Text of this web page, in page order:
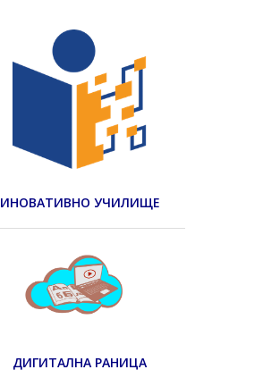
ИНОВАТИВНО УЧИЛИЩЕ
ДИГИТАЛНА РАНИЦА